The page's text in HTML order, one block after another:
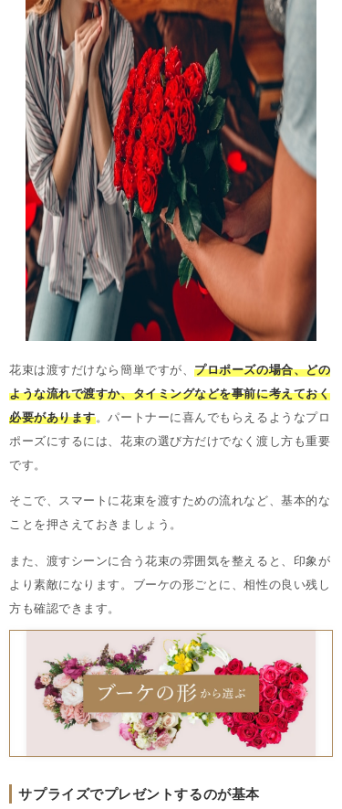
花束は渡すだけなら簡単ですが、プロポーズの場合、どの
ような流れで渡すか、タイミングなどを事前に考えておく
必要があります。パートナーに喜んでもらえるようなプロ
ポーズにするには、花束の選び方だけでなく渡し方も重要
です。
そこで、スマートに花束を渡すための流れなど、基本的な
ことを押さえておきましょう。
また、渡すシーンに合う花束の雰囲気を整えると、印象が
より素敵になります。ブーケの形ごとに、相性の良い残し
方も確認できます。
サプライズでプレゼントするのが基本